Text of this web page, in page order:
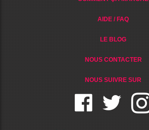
AIDE / FAQ
LE BLOG
NOUS CONTACTER
NOUS SUIVRE SUR